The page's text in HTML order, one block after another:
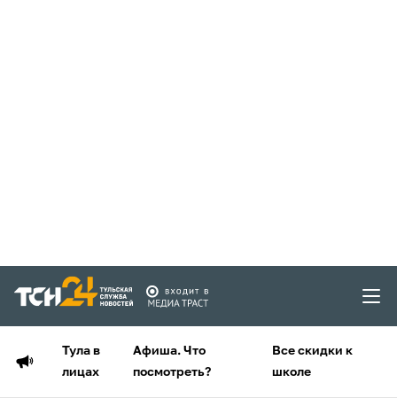
Тула в
лицах
Афиша. Что
посмотреть?
Все скидки к
школе